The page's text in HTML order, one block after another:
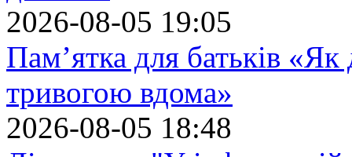
2026-08-05 19:05
Пам’ятка для батьків
тривогою вдома»
2026-08-05 18:48